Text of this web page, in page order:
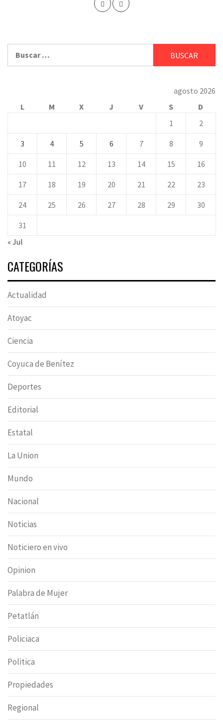
agosto 2026
L
M X J V S
D
1
2
3 4 5 6 7 8 9
10 11 12 13 14 15 16
17 18 19 20 21 22 23
24 25 26 27 28 29 30
31
« Jul
CATEGORÍAS
Actualidad
Atoyac
Ciencia
Coyuca de Benítez
Deportes
Editorial
Estatal
La Union
Mundo
Nacional
Noticias
Noticiero en vivo
Opinion
Palabra de Mujer
Petatlán
Policiaca
Politica
Propiedades
Regional